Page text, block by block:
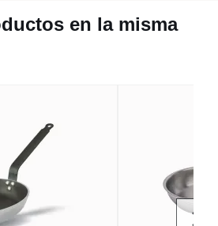
en la misma